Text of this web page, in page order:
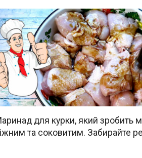
для курки, який зробить
та соковитим. Забирайте